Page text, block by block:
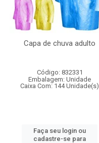
Capa de chuva adulto
Código: 832331
Embalagem: Unidade
Caixa Com: 144 Unidade(s)
Faça seu login ou
cadastre-se para